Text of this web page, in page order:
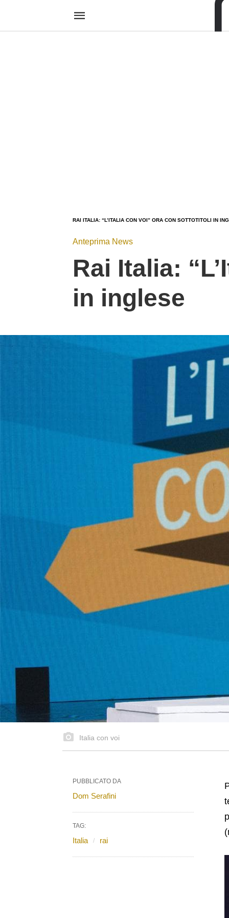
RAI ITALIA: “L’ITALIA CON VOI” ORA CON SOTTOTITOLI IN
Anteprima News
Rai Italia:
in inglese
Italia con voi
PUBBLICATO DA
Dom Serafini
TAG:
Italia rai